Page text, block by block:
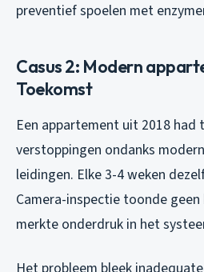
preventief spoelen met
Casus 2: Modern
Toekomst
Een appartement uit 2018 had
verstoppingen ondanks
leidingen. Elke 3-4 weken
Camera-inspectie toonde
merkte onderdruk in het